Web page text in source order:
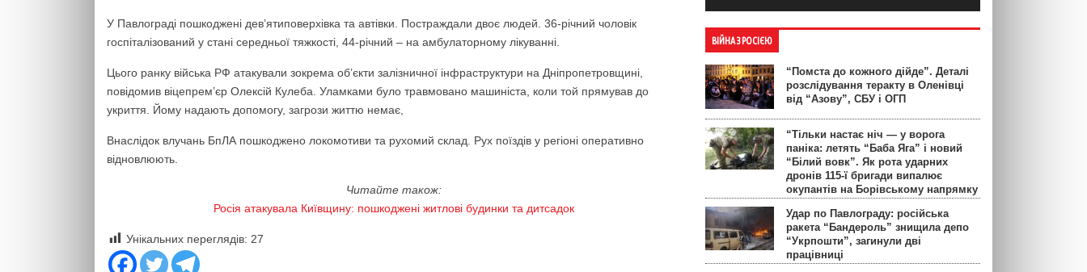
У Павлограді пошкоджені дев’ятиповерхівка та автівки. Постраждали двоє людей. 36-річний чоловік
госпіталізований у стані середньої тяжкості, 44-річний – на амбулаторному лікуванні.
Цього ранку війська РФ атакували зокрема об’єкти залізничної інфраструктури на Дніпропетровщині,
повідомив віцепрем’єр Олексій Кулеба. Уламками було травмовано машиніста, коли той прямував до
укриття. Йому надають допомогу, загрози життю немає,
Внаслідок влучань БпЛА пошкоджено локомотиви та рухомий склад. Рух поїздів у регіоні оперативно
відновлюють.
Читайте також:
Росія атакувала Київщину: пошкоджені житлові будинки та дитсадок
Унікальних переглядів: 27
ВІЙНА З РОСІЄЮ
“Помста до кожного дійде”. Деталі
розслідування теракту в Оленівці
від “Азову”, СБУ і ОГП
“Тільки настає ніч — у ворога
паніка: летять “Баба Яга” і новий
“Білий вовк”. Як рота ударних
дронів 115-ї бригади випалює
окупантів на Борівському напрямку
Удар по Павлограду: російська
ракета “Бандероль” знищила депо
“Укрпошти”, загинули дві
працівниці